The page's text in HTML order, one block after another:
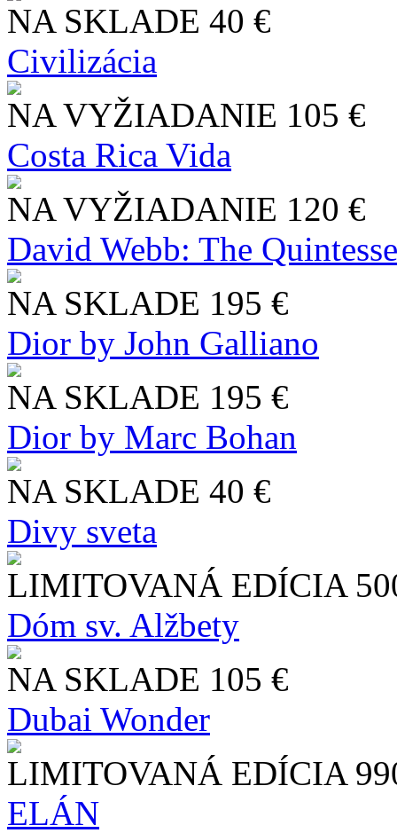
NA SKLADE 40 €
Civilizácia
NA VYŽIADANIE 105 €
Costa Rica Vida
NA VYŽIADANIE 120 €
David Webb: The
NA SKLADE 195 €
Dior by John Galliano
NA SKLADE 195 €
Dior by Marc Bohan
NA SKLADE 40 €
Divy sveta
LIMITOVANÁ EDÍCIA
Dóm sv. Alžbety
NA SKLADE 105 €
Dubai Wonder
LIMITOVANÁ EDÍCIA
ELÁN